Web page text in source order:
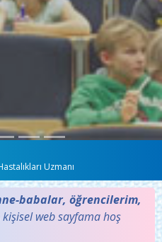
Uzmanı
babalar, öğrencilerim,
kişisel web sayfama hoş